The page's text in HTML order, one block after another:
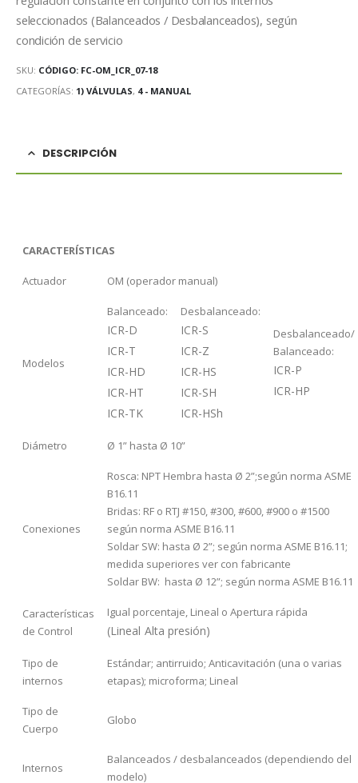
seleccionados (Balanceados / Desbalanceados), según
condición de servicio
SKU: CÓDIGO: FC-OM_ICR_07-18
CATEGORÍAS: 1) VÁLVULAS, 4 - MANUAL
DESCRIPCIÓN
CARACTERÍSTICAS
Actuador OM (operador manual)
Modelos
Balanceado:
ICR-D
ICR-T
ICR-HD
ICR-HT
ICR-TK
Desbalanceado:
ICR-S
ICR-Z
ICR-HS
ICR-SH
ICR-HSh
Desbalanceado/
Balanceado:
ICR-P
ICR-HP
Diámetro Ø 1” hasta Ø 10”
Conexiones
Rosca: NPT Hembra hasta Ø 2”;según norma ASME
B16.11
Bridas: RF o RTJ #150, #300, #600, #900 o #1500
según norma ASME B16.11
Soldar SW: hasta Ø 2”; según norma ASME B16.11;
medida superiores ver con fabricante
Soldar BW: hasta Ø 12”; según norma ASME B16.11
Características
de Control
Igual porcentaje, Lineal o Apertura rápida
(Lineal Alta presión)
Tipo de
internos
Estándar; antirruido; Anticavitación (una o varias
etapas); microforma; Lineal
Tipo de
Cuerpo
Globo
Internos
Balanceados / desbalanceados (dependiendo del
modelo)